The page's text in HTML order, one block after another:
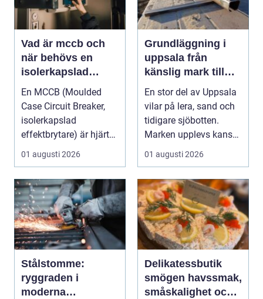
Vad är mccb och
när behövs en
isolerkapslad
effektbrytare?
En MCCB (Moulded
Case Circuit Breaker,
isolerkapslad
effektbrytare) är hjärtat
i många moderna
01 augusti 2026
Grundläggning i
uppsala från
känslig mark till
stabila
konstruktioner
En stor del av Uppsala
vilar på lera, sand och
tidigare sjöbotten.
Marken upplevs kanske
som stabil ...
01 augusti 2026
Stålstomme:
ryggraden i
moderna
Delikatessbutik
smögen havssmak,
småskalighet och